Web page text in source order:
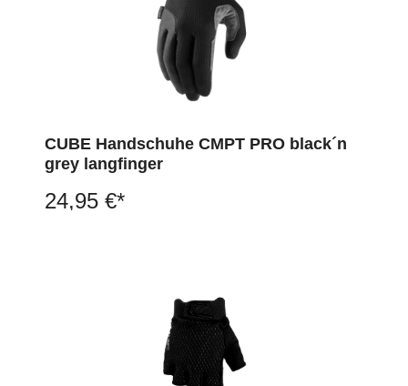
CUBE Handschuhe CMPT PRO black´n
grey langfinger
24,95 €*